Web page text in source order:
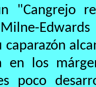
"Cangrejo
caparazón
en los
poco